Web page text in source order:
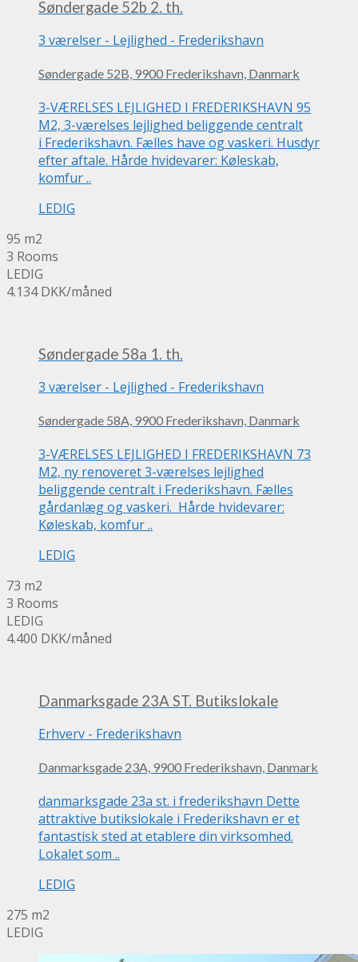
Søndergade 52b 2. th.
3 værelser - Lejlighed - Frederikshavn
Søndergade 52B, 9900 Frederikshavn, Danmark
3-VÆRELSES LEJLIGHED I FREDERIKSHAVN 95
M2, 3-værelses lejlighed beliggende centralt
i Frederikshavn. Fælles have og vaskeri. Husdyr
efter aftale. Hårde hvidevarer: Køleskab,
komfur ..
LEDIG
95 m2
3 Rooms
LEDIG
4.134 DKK/måned
Søndergade 58a 1. th.
3 værelser - Lejlighed - Frederikshavn
Søndergade 58A, 9900 Frederikshavn, Danmark
3-VÆRELSES LEJLIGHED I FREDERIKSHAVN 73
M2, ny renoveret 3-værelses lejlighed
beliggende centralt i Frederikshavn. Fælles
gårdanlæg og vaskeri. Hårde hvidevarer:
Køleskab, komfur ..
LEDIG
73 m2
3 Rooms
LEDIG
4.400 DKK/måned
Danmarksgade 23A ST. Butikslokale
Erhverv - Frederikshavn
Danmarksgade 23A, 9900 Frederikshavn, Danmark
danmarksgade 23a st. i frederikshavn Dette
attraktive butikslokale i Frederikshavn er et
fantastisk sted at etablere din virksomhed.
Lokalet som ..
LEDIG
275 m2
LEDIG